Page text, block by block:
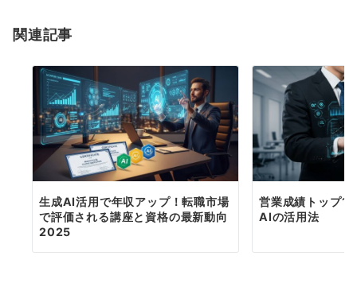
ン
関連記事
生成AI活用で年収アップ！転職市場
で評価される講座と資格の最新動向
2025
営業成績トップ
AIの活用法